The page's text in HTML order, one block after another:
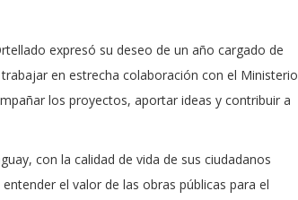
expresó su deseo de un año cargado de
en estrecha colaboración con el Ministerio
los proyectos, aportar ideas y contribuir a
con la calidad de vida de sus ciudadanos
el valor de las obras públicas para el